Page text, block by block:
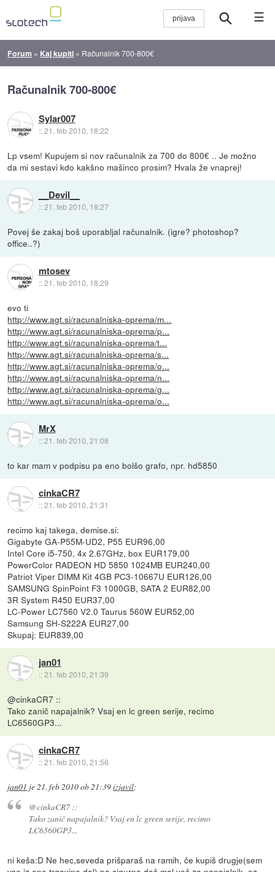
☰
Forum » Kaj kupiti » Računalnik 700-800€
Računalnik 700-800€
Sylar007
::21. feb 2010, 18:22
Lp vsem! Kupujem si nov računalnik za 700 do 800€ .. Je možno
da mi sestavi kdo kakšno mašinco prosim? Hvala že vnaprej!
__Devil__
::21. feb 2010, 18:27
Povej še zakaj boš uporabljal računalnik. (igre? photoshop?
office..?)
mtosev
::21. feb 2010, 18:29
evo ti
http://www.agt.si/racunalniska-oprema/m...
http://www.agt.si/racunalniska-oprema/p...
http://www.agt.si/racunalniska-oprema/t...
http://www.agt.si/racunalniska-oprema/s...
http://www.agt.si/racunalniska-oprema/o...
http://www.agt.si/racunalniska-oprema/n...
http://www.agt.si/racunalniska-oprema/g...
http://www.agt.si/racunalniska-oprema/o...
MrX
::21. feb 2010, 21:08
to kar mam v podpisu pa eno bolšo grafo, npr. hd5850
cinkaCR7
::21. feb 2010, 21:31
recimo kaj takega, demise.si:
Gigabyte GA-P55M-UD2, P55 EUR96,00
Intel Core i5-750, 4x 2.67GHz, box EUR179,00
PowerColor RADEON HD 5850 1024MB EUR240,00
Patriot Viper DIMM Kit 4GB PC3-10667U EUR126,00
SAMSUNG SpinPoint F3 1000GB, SATA 2 EUR82,00
3R System R450 EUR37,00
LC-Power LC7560 V2.0 Taurus 560W EUR52,00
Samsung SH-S222A EUR27,00
Skupaj: EUR839,00
jan01
::21. feb 2010, 21:39
@cinkaCR7 ::
Tako zanič napajalnik? Vsaj en lc green serije, recimo
LC6560GP3...
cinkaCR7
::21. feb 2010, 21:56
jan01 je21. feb 2010 ob 21:39izjavil:
@cinkaCR7 ::
Tako zanič napajalnik? Vsaj en lc green serije, recimo
LC6560GP3...
ni keša:D Ne hec,seveda prišparaš na ramih, če kupiš drugje(sem